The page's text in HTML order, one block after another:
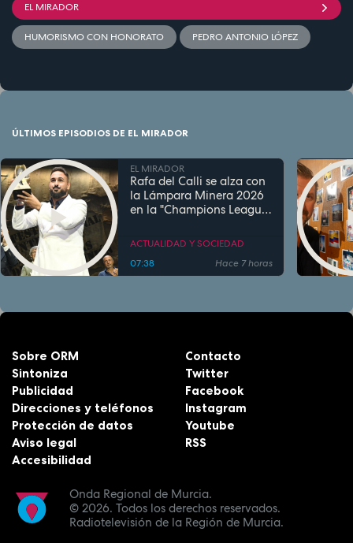
EL MIRADOR
HUMORISMO CON HONORATO PEDRO ANTONIO LÓPEZ
ÚLTIMOS EPISODIOS DE EL MIRADOR
EL MIRADOR
Rafa del Calli se alza con
la Lámpara Minera 2026
en la "Champions League"
ACTUALIDAD Y SOCIEDAD
07:38
Hace 7 horas
Onda Regional de Murcia.
© 2026. Todos los derechos reservados.
Radiotelevisión de la Región de Murcia.
Sobre ORM
Sintoniza
Publicidad
Direcciones y teléfonos
Protección de datos
Aviso legal
Accesibilidad
Contacto
Twitter
Facebook
Instagram
Youtube
RSS